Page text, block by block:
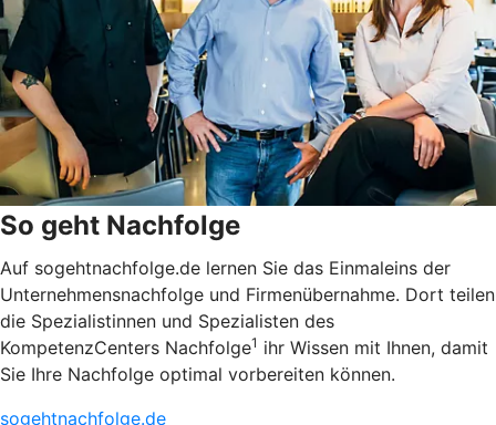
So geht Nachfolge
Auf sogehtnachfolge.de lernen Sie das Einmaleins der
Unternehmensnachfolge und Firmenübernahme. Dort teilen
die Spezialistinnen und Spezialisten des
KompetenzCenters Nachfolge1 ihr Wissen mit Ihnen, damit
Sie Ihre Nachfolge optimal vorbereiten können.
sogehtnachfolge.de